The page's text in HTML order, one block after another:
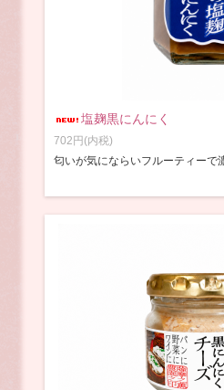
塩麹黒にんにく
702円(内税)
匂いが気にならいフルーティーで